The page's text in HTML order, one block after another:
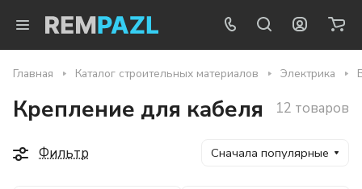
Главная Каталог строительных материалов Электрика
Крепление для кабеля 12 товаров
Фильтр Сначала популярные